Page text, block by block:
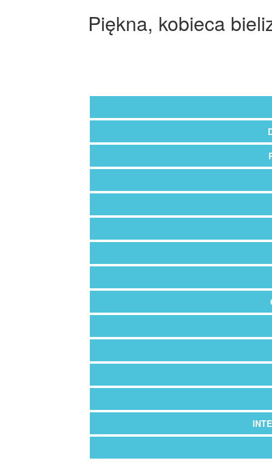
Piękna, kobieca